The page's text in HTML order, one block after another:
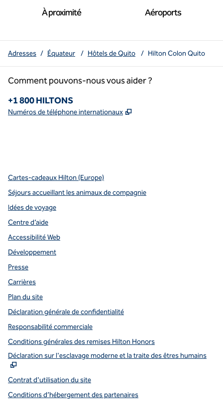
À proximité Aéroports
Adresses / Équateur / Hôtels de Quito / Hilton Colon Quito
Comment pouvons-nous vous aider ?
Téléphone :
+1 800 HILTONS
Numéros de téléphone internationaux ,
Cartes-cadeaux Hilton (Europe)
Séjours accueillant les animaux de compagnie
Idées de voyage
Centre d’aide
Accessibilité Web
Développement
Presse
Carrières
Plan du site
Déclaration générale de confidentialité
Responsabilité commerciale
Conditions générales des remises Hilton Honors
Déclaration sur l'esclavage moderne et la traite des êtres humains
Contrat d'utilisation du site
Conditions d’hébergement des partenaires